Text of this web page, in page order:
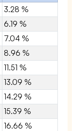
3.28 %
6.19 %
7.04 %
8.96 %
11.51 %
13.09 %
14.29 %
15.39 %
16.66 %